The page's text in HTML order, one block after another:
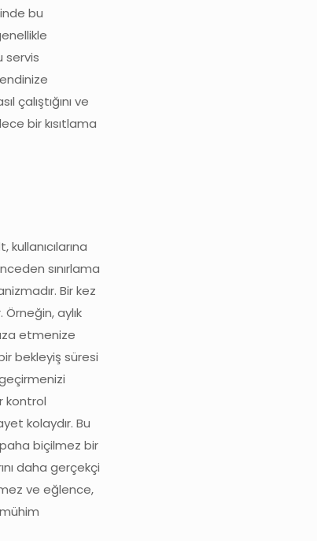
bu
servis
çalıştığını ve
bir kısıtlama
sınırlama
Bir kez
aylık
etmenize
bekleyiş süresi
kontrol
kolaydır. Bu
biçilmez bir
daha gerçekçi
ve eğlence,